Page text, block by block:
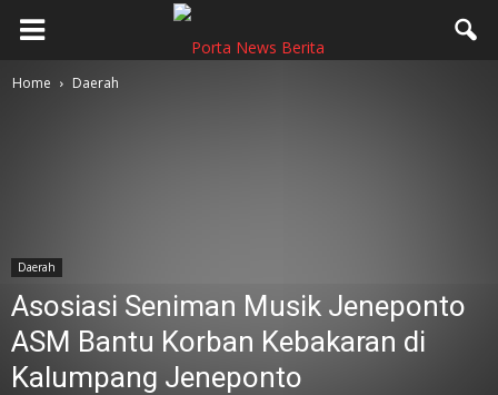
Home Daerah
Daerah
Asosiasi Seniman Musik Jeneponto
ASM Bantu Korban Kebakaran di
Kalumpang Jeneponto